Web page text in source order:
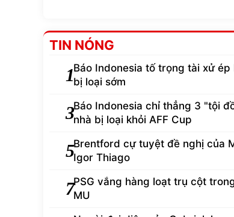
TIN NÓNG
1Báo Indonesia tố trọng tài xử ép
bị loại sớm
3Báo Indonesia chỉ thẳng 3 "tội
nhà bị loại khỏi AFF Cup
5Brentford cự tuyệt đề nghị của
Igor Thiago
7PSG vắng hàng loạt trụ cột
MU